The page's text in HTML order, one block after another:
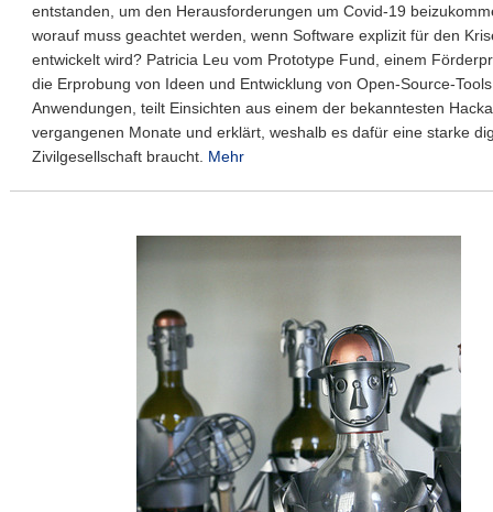
entstanden, um den Herausforderungen um Covid-19
worauf muss geachtet werden, wenn Software explizit für den
entwickelt wird? Patricia Leu vom Prototype Fund, einem
die Erprobung von Ideen und Entwicklung von Open-Source-
Anwendungen, teilt Einsichten aus einem der bekanntesten
vergangenen Monate und erklärt, weshalb es dafür eine starke
Zivilgesellschaft braucht. Mehr